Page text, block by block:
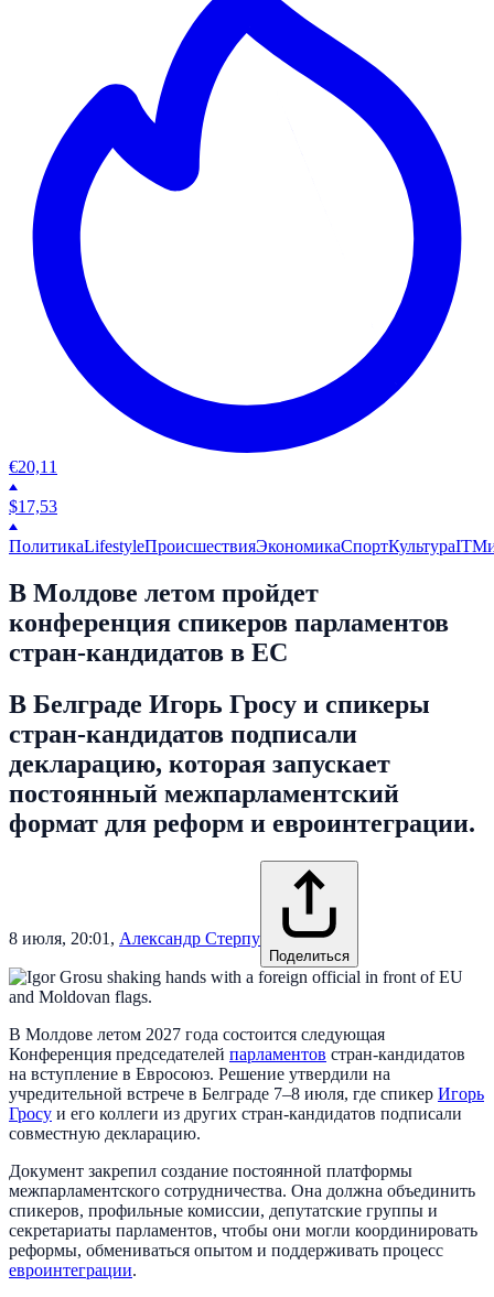
€20,11
$17,53
ПолитикаLifestyleПроисшествияЭкономикаСпортКультураIT
В Молдове летом пройдет
конференция спикеров парламентов
стран-кандидатов в ЕС
В Белграде Игорь Гросу и спикеры
стран-кандидатов подписали
декларацию, которая запускает
постоянный межпарламентский
формат для реформ и евроинтеграции.
8 июля, 20:01 , Александр Стерпу
Поделиться
В Молдове летом 2027 года состоится следующая
Конференция председателей парламентов стран-кандидатов
на вступление в Евросоюз. Решение утвердили на
учредительной встрече в Белграде 7–8 июля, где спикер Игорь
Гросу и его коллеги из других стран-кандидатов подписали
совместную декларацию.
Документ закрепил создание постоянной платформы
межпарламентского сотрудничества. Она должна объединить
спикеров, профильные комиссии, депутатские группы и
секретариаты парламентов, чтобы они могли координировать
реформы, обмениваться опытом и поддерживать процесс
евроинтеграции.